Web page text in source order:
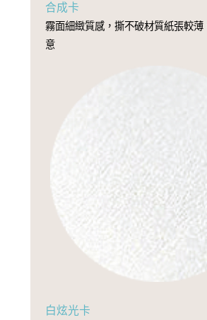
合成卡
霧面細緻質感，撕不破材質紙張較薄
意
白炫光卡